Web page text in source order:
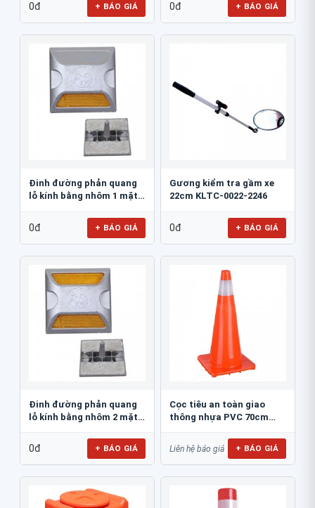
0đ + BÁO GIÁ 0đ + BÁO GIÁ
Đinh đường phản quang
lỗ kính bằng nhôm 1 mặt
0đ + BÁO GIÁ
Gương kiểm tra gầm xe
22cm KLTC-0022-2246
0đ + BÁO GIÁ
Đinh đường phản quang
lỗ kính bằng nhôm 2 mặt
0đ + BÁO GIÁ
Cọc tiêu an toàn giao
thông nhựa PVC 70cm
Liên hệ báo giá + BÁO GIÁ